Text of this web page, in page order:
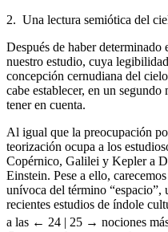
2. Una lectura semiótica del
Después de haber determinado
nuestro estudio, cuya
concepción cernudiana del
cabe establecer, en un
tener en cuenta.
Al igual que la preocupación
teorización ocupa a los
Copérnico, Galilei y Kepler a
Einstein. Pese a ello,
unívoca del término
recientes estudios de índole
a las ← 24 | 25 → nociones